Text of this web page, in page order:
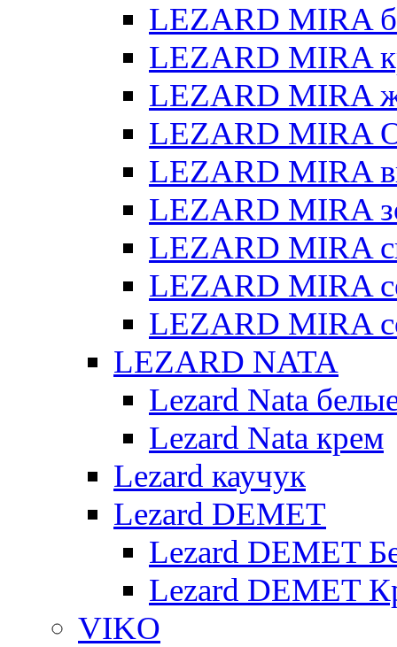
LEZARD MIRA
LEZARD MIRA
LEZARD MIRA
LEZARD MIRA
LEZARD MIRA
LEZARD MIRA
LEZARD MIRA
LEZARD MIRA
LEZARD MIRA
LEZARD NATA
Lezard Nata
Lezard Nata крем
Lezard каучук
Lezard DEMET
Lezard DEMET
Lezard DEMET
VIKO